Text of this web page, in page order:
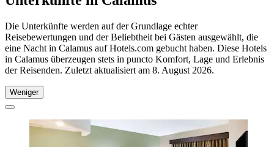
Die Unterkünfte werden auf der Grundlage echter
Reisebewertungen und der Beliebtheit bei Gästen ausgewählt, die
eine Nacht in Calamus auf Hotels.com gebucht haben. Diese Hotels
in Calamus überzeugen stets in puncto Komfort, Lage und Erlebnis
der Reisenden. Zuletzt aktualisiert am 8. August 2026.
Weniger